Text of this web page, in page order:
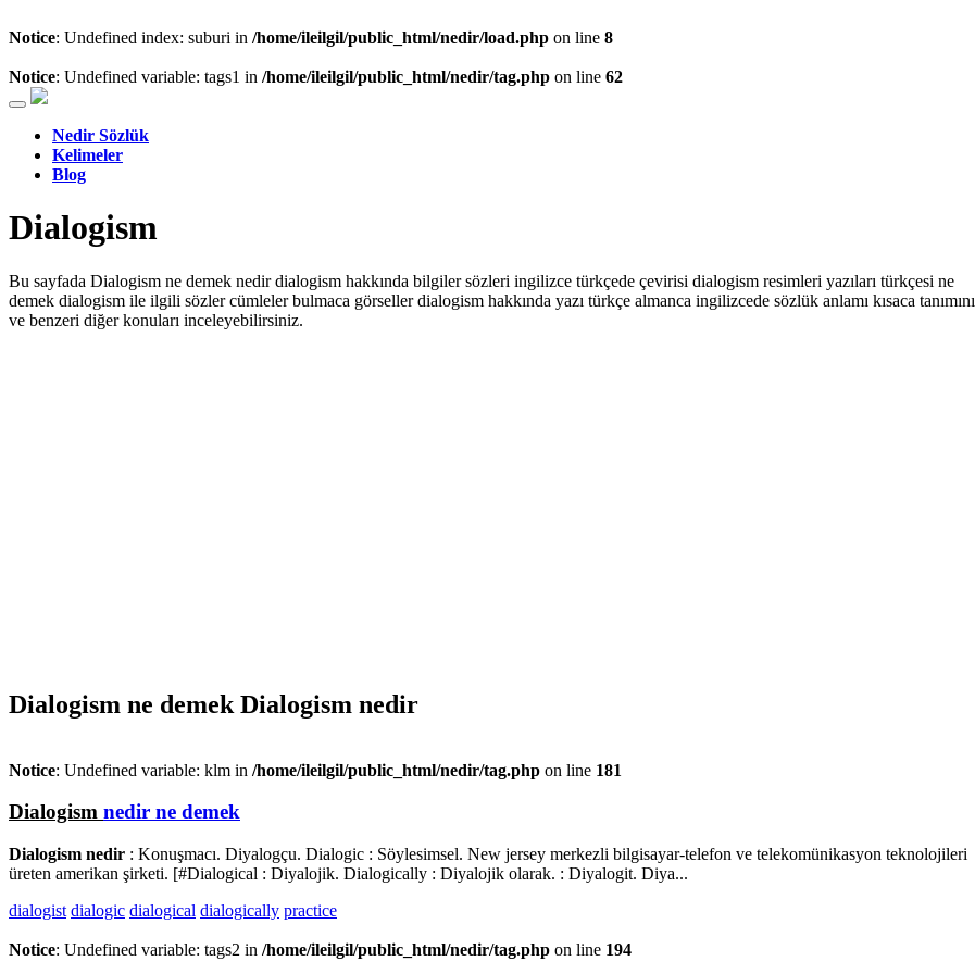
Notice: Undefined index: suburi in /home/ileilgil/public_html/nedir/load.php on line 8
Notice: Undefined variable: tags1 in /home/ileilgil/public_html/nedir/tag.php on line 62
Nedir Sözlük
Kelimeler
Blog
Dialogism
Bu sayfada Dialogism ne demek nedir dialogism hakkında bilgiler sözleri ingilizce türkçede çevirisi dialogism resimleri yazıları türkçesi ne
demek dialogism ile ilgili sözler cümleler bulmaca görseller dialogism hakkında yazı türkçe almanca ingilizcede sözlük anlamı kısaca tanımını
ve benzeri diğer konuları inceleyebilirsiniz.
Dialogism ne demek Dialogism nedir
Notice: Undefined variable: klm in /home/ileilgil/public_html/nedir/tag.php on line 181
Dialogism nedir ne demek
Dialogism nedir : Konuşmacı. Diyalogçu. Dialogic : Söylesimsel. New jersey merkezli bilgisayar-telefon ve telekomünikasyon teknolojileri
üreten amerikan şirketi. [#Dialogical : Diyalojik. Dialogically : Diyalojik olarak. : Diyalogit. Diya...
dialogist dialogic dialogical dialogically practice
Notice: Undefined variable: tags2 in /home/ileilgil/public_html/nedir/tag.php on line 194